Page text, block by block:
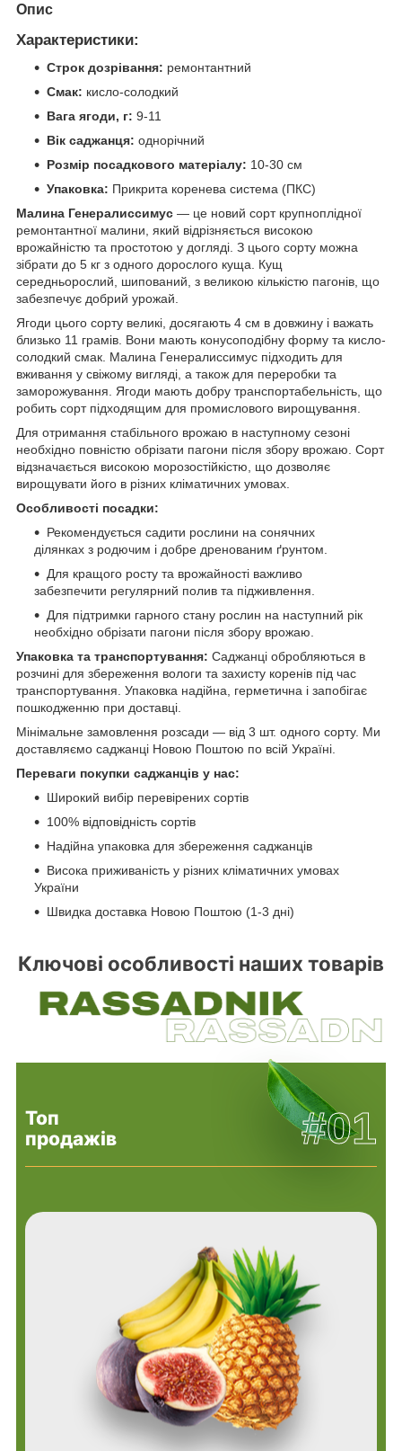
Опис
Характеристики:
Строк дозрівання: ремонтантний
Смак: кисло-солодкий
Вага ягоди, г: 9-11
Вік саджанця: однорічний
Розмір посадкового матеріалу: 10-30 см
Упаковка: Прикрита коренева система (ПКС)
Малина Генералиссимус — це новий сорт крупноплідної
ремонтантної малини, який відрізняється високою
врожайністю та простотою у догляді. З цього сорту можна
зібрати до 5 кг з одного дорослого куща. Кущ
середньорослий, шипований, з великою кількістю пагонів, що
забезпечує добрий урожай.
Ягоди цього сорту великі, досягають 4 см в довжину і важать
близько 11 грамів. Вони мають конусоподібну форму та кисло-
солодкий смак. Малина Генералиссимус підходить для
вживання у свіжому вигляді, а також для переробки та
заморожування. Ягоди мають добру транспортабельність, що
робить сорт підходящим для промислового вирощування.
Для отримання стабільного врожаю в наступному сезоні
необхідно повністю обрізати пагони після збору врожаю. Сорт
відзначається високою морозостійкістю, що дозволяє
вирощувати його в різних кліматичних умовах.
Особливості посадки:
Рекомендується садити рослини на сонячних
ділянках з родючим і добре дренованим ґрунтом.
Для кращого росту та врожайності важливо
забезпечити регулярний полив та підживлення.
Для підтримки гарного стану рослин на наступний рік
необхідно обрізати пагони після збору врожаю.
Упаковка та транспортування: Саджанці обробляються в
розчині для збереження вологи та захисту коренів під час
транспортування. Упаковка надійна, герметична і запобігає
пошкодженню при доставці.
Мінімальне замовлення розсади — від 3 шт. одного сорту. Ми
доставляємо саджанці Новою Поштою по всій Україні.
Переваги покупки саджанців у нас:
Широкий вибір перевірених сортів
100% відповідність сортів
Надійна упаковка для збереження саджанців
Висока приживаність у різних кліматичних умовах
України
Швидка доставка Новою Поштою (1-3 дні)
Ключові особливості наших товарів
Топ
продажів
#01